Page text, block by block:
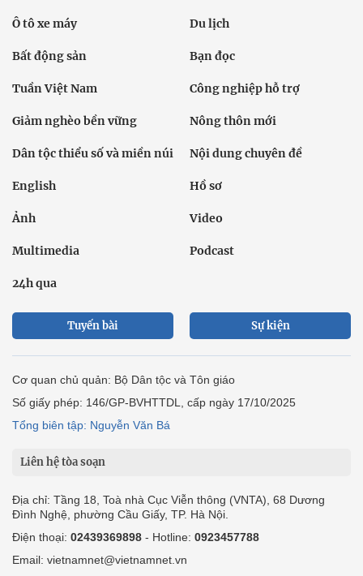
Ô tô xe máy Du lịch
Bất động sản Bạn đọc
Tuần Việt Nam Công nghiệp hỗ trợ
Giảm nghèo bền vững Nông thôn mới
Dân tộc thiểu số và miền núi Nội dung chuyên đề
English Hồ sơ
Ảnh Video
Multimedia Podcast
24h qua
Tuyến bài Sự kiện
Cơ quan chủ quản: Bộ Dân tộc và Tôn giáo
Số giấy phép: 146/GP-BVHTTDL, cấp ngày 17/10/2025
Tổng biên tập: Nguyễn Văn Bá
Liên hệ tòa soạn
Địa chỉ: Tầng 18, Toà nhà Cục Viễn thông (VNTA), 68 Dương
Đình Nghệ, phường Cầu Giấy, TP. Hà Nội.
Điện thoại: 02439369898 - Hotline: 0923457788
Email: vietnamnet@vietnamnet.vn